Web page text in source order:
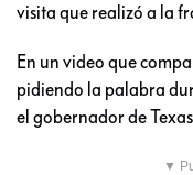
visita que realizó a la
En un video que
pidiendo la palabra
el gobernador de
▼